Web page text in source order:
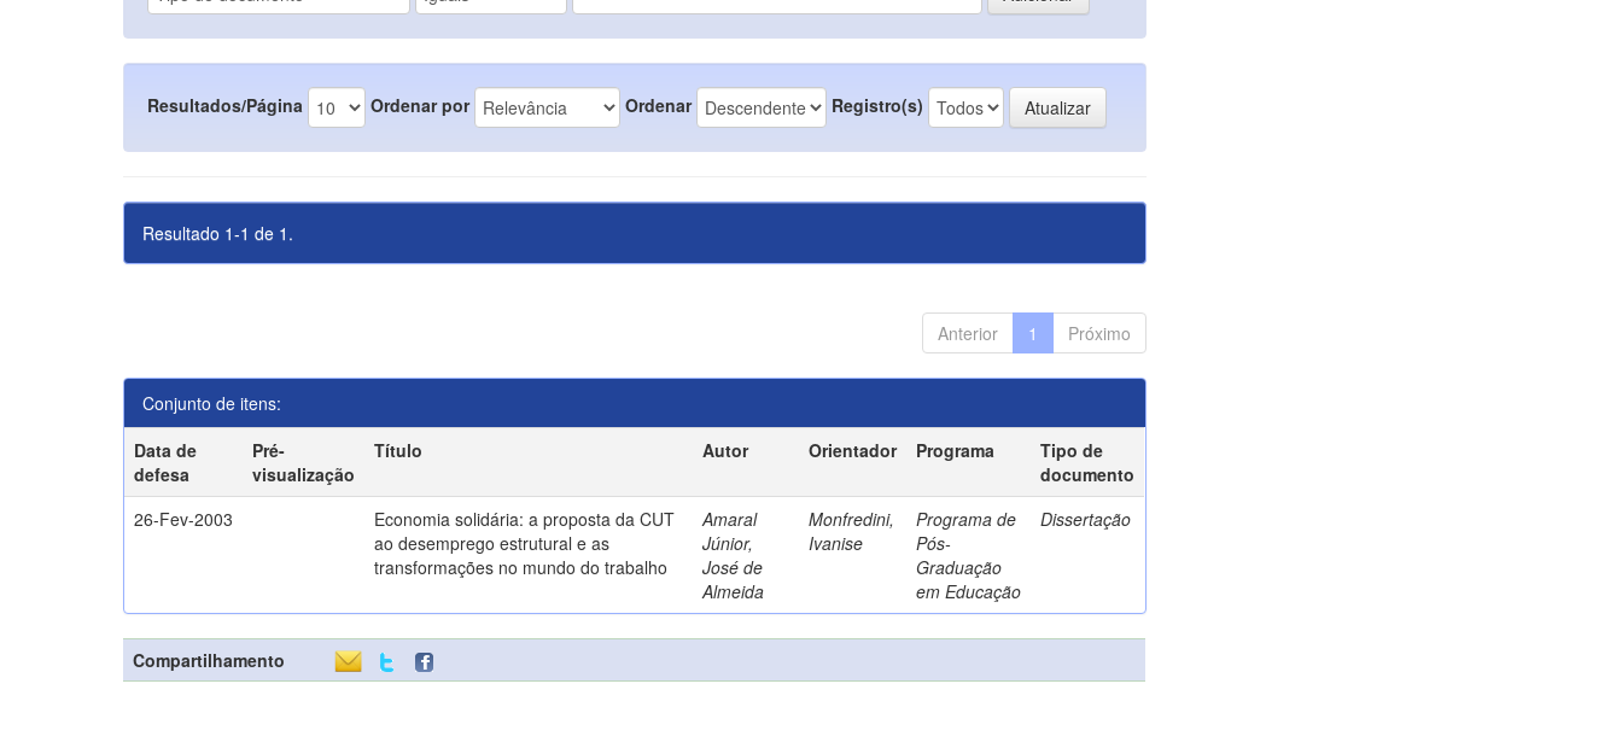
Resultados/Página Ordenar por Ordenar Registro(s)
Resultado 1-1 de 1.
Anterior 1 Próximo
Conjunto de itens:
Data de
defesa
Pré-
visualização
Título Autor Orientador Programa
Tipo de
documento
26-Fev-2003
Economia solidária: a proposta da CUT
ao desemprego estrutural e as
transformações no mundo do trabalho
Amaral
Júnior,
José de
Almeida
Monfredini,
Ivanise
Programa de
Pós-
Graduação
em Educação
Dissertação
Compartilhamento